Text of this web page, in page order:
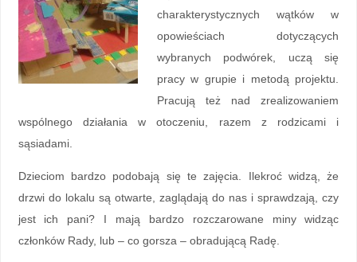
charakterystycznych wątków w
opowieściach dotyczących
wybranych podwórek, uczą się
pracy w grupie i metodą projektu.
Pracują też nad zrealizowaniem
wspólnego działania w otoczeniu, razem z rodzicami i
sąsiadami.
Dzieciom bardzo podobają się te zajęcia. Ilekroć widzą, że
drzwi do lokalu są otwarte, zaglądają do nas i sprawdzają, czy
jest ich pani? I mają bardzo rozczarowane miny widząc
członków Rady, lub – co gorsza – obradującą Radę.